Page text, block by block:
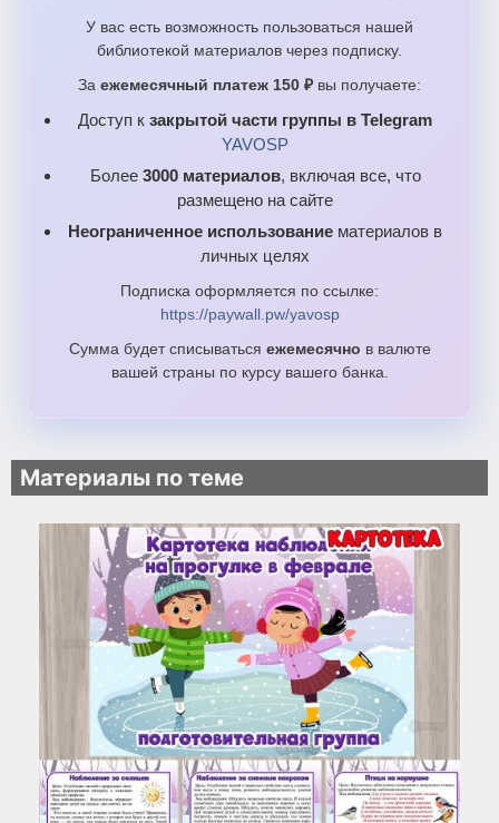
У вас есть возможность пользоваться нашей
библиотекой материалов через подписку.
За ежемесячный платеж 150 ₽ вы получаете:
Доступ к закрытой части группы в Telegram
YAVOSP
Более 3000 материалов, включая все, что
размещено на сайте
Неограниченное использование материалов в
личных целях
Подписка оформляется по ссылке:
https://paywall.pw/yavosp
Сумма будет списываться ежемесячно в валюте
вашей страны по курсу вашего банка.
Материалы по теме